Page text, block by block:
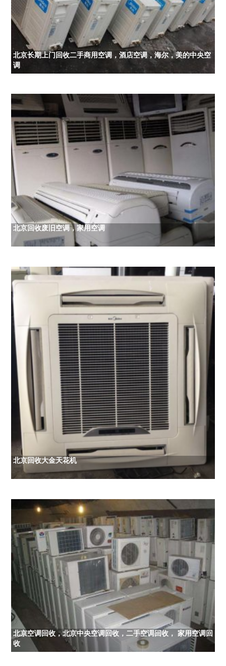
北京长期上门回收二手商用空调，酒店空调，海尔，美的中央空
调
北京回收废旧空调，家用空调
北京回收大金天花机
北京空调回收，北京中央空调回收，二手空调回收， 家用空调回
收